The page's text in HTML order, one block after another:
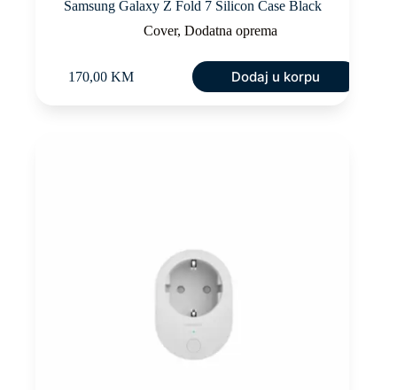
Samsung Galaxy Z Fold 7 Silicon Case Black
Cover, Dodatna oprema
170,00 KM Dodaj u korpu